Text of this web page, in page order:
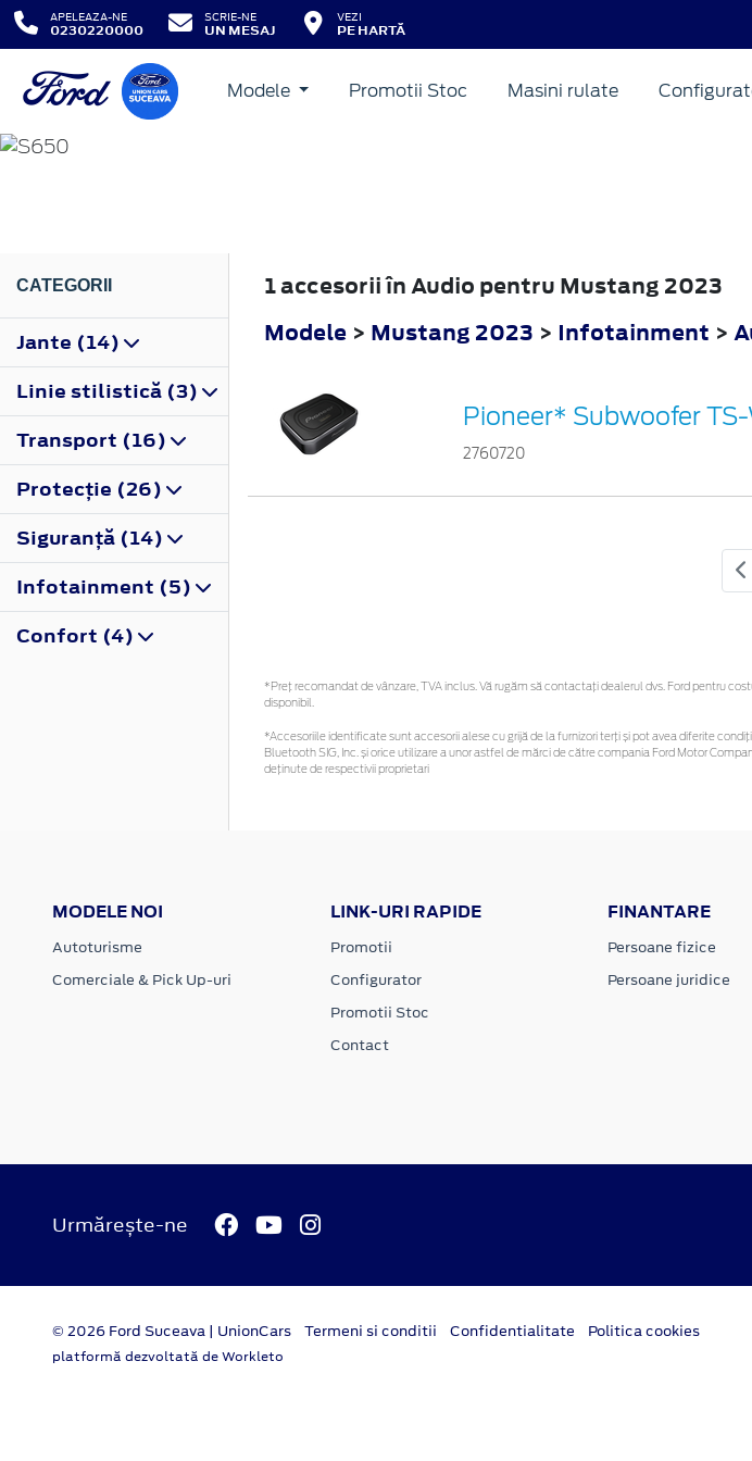
APELEAZA-NE
0230220000
SCRIE-NE
UN MESAJ
VEZI
PE HARTĂ
Modele Promotii Stoc Masini rulate
MUSTANG
CATEGORII
Jante (14)
Linie stilistică (3)
Transport (16)
Protecţie (26)
Siguranţă (14)
Infotainment (5)
Confort (4)
1 accesorii în Audio pentru Mustang 2023
Modele > Mustang 2023 > Infotainment >
Pioneer* Subwoofer
2760720
*Preţ recomandat de vânzare, TVA inclus. Vă rugăm să contactaţi dealerul dvs. Ford pentru
disponibil.
*Accesoriile identificate sunt accesorii alese cu grijă de la furnizori terți și pot avea diferite
Bluetooth SIG, Inc. și orice utilizare a unor astfel de mărci de către compania Ford Motor
deținute de respectivii proprietari
MODELE NOI
Autoturisme
Comerciale & Pick Up-uri
LINK-URI RAPIDE
Promotii
Configurator
Promotii Stoc
Contact
FINANTARE
Persoane fizice
Persoane juridice
Urmărește-ne
© 2026 Ford Suceava | UnionCars Termeni si conditii Confidentialitate Politica cookies
platformă dezvoltată de Workleto